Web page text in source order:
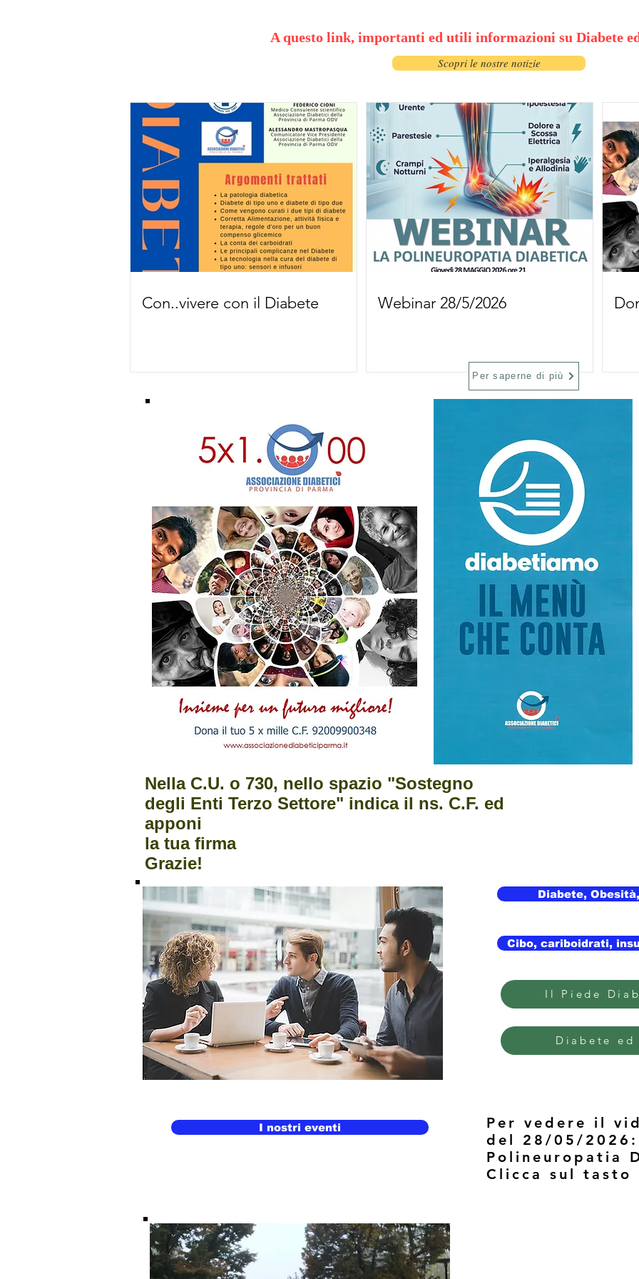
A questo link, importanti ed utili informazioni su Diabete
Scopri le nostre notizie
Con..vivere con il Diabete Webinar 28/5/2026
Per saperne di più
Nella C.U. o 730, nello spazio "Sostegno
degli Enti Terzo Settore" indica il ns. C.F. ed
apponi
la tua firma
Grazie!
Diabete,
Cibo, cariboidrati,
Il Piede
Diabete ed
I nostri eventi
Per vedere il
del 28/05/2026:
Polineuropatia
Clicca sul